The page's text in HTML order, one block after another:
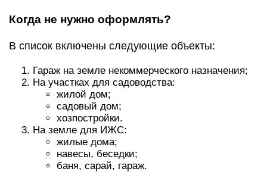
Когда не нужно оформлять?
В список включены следующие объекты:
Гараж на земле некоммерческого назначения;
На участках для садоводства:
жилой дом;
садовый дом;
хозпостройки.
На земле для ИЖС:
жилые дома;
навесы, беседки;
баня, сарай, гараж.